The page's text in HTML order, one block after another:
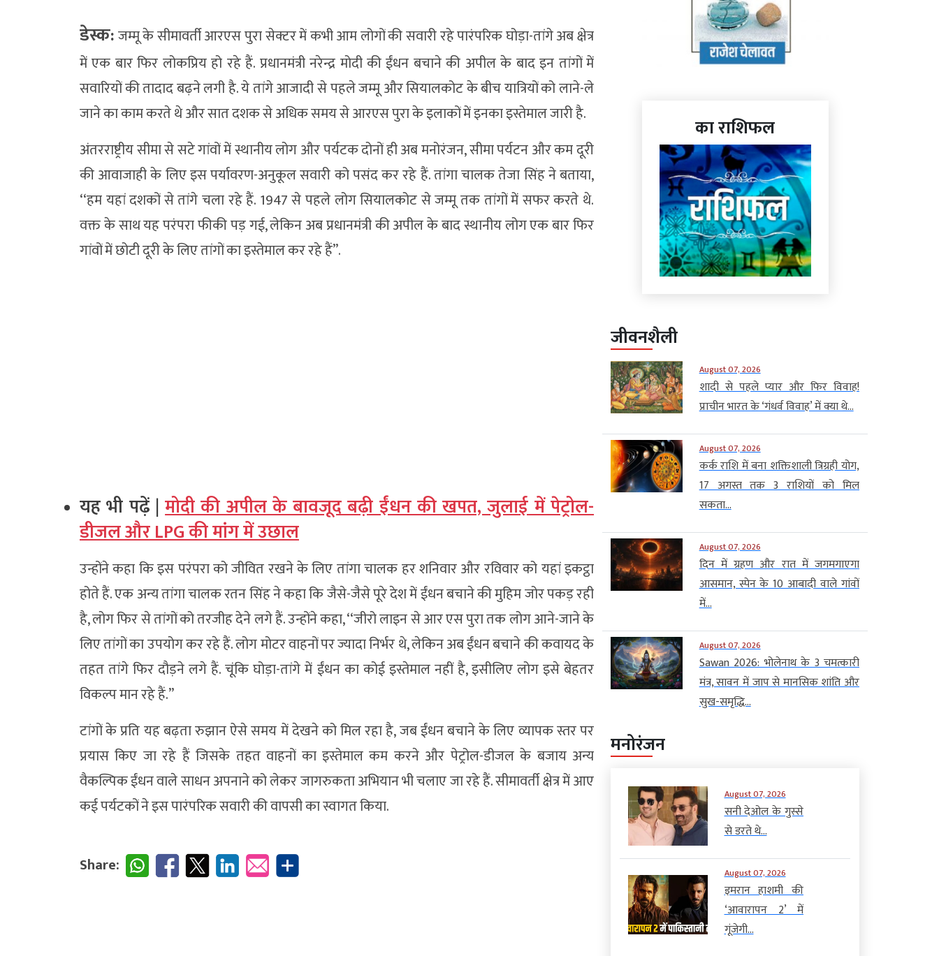
डेस्क:जम्मू के सीमावर्ती आरएस पुरा सेक्टर में कभी आम लोगों की सवारी रहे पारंपरिक घोड़ा-तांगे अब क्षेत्र
में एक बार फिर लोकप्रिय हो रहे हैं. प्रधानमंत्री नरेन्द्र मोदी की ईंधन बचाने की अपील के बाद इन तांगों में
सवारियों की तादाद बढ़ने लगी है. ये तांगे आजादी से पहले जम्मू और सियालकोट के बीच यात्रियों को लाने-ले
जाने का काम करते थे और सात दशक से अधिक समय से आरएस पुरा के इलाकों में इनका इस्तेमाल जारी है.
अंतरराष्ट्रीय सीमा से सटे गांवों में स्थानीय लोग और पर्यटक दोनों ही अब मनोरंजन, सीमा पर्यटन और कम दूरी
की आवाजाही के लिए इस पर्यावरण-अनुकूल सवारी को पसंद कर रहे हैं. तांगा चालक तेजा सिंह ने बताया,
‘‘हम यहां दशकों से तांगे चला रहे हैं. 1947 से पहले लोग सियालकोट से जम्मू तक तांगों में सफर करते थे.
वक्त के साथ यह परंपरा फीकी पड़ गई, लेकिन अब प्रधानमंत्री की अपील के बाद स्थानीय लोग एक बार फिर
गांवों में छोटी दूरी के लिए तांगों का इस्तेमाल कर रहे हैं’’.
यह भी पढ़ें |मोदी की अपील के बावजूद बढ़ी ईंधन की खपत, जुलाई में पेट्रोल-
डीजल और LPG की मांग में उछाल
उन्होंने कहा कि इस परंपरा को जीवित रखने के लिए तांगा चालक हर शनिवार और रविवार को यहां इकट्ठा
होते हैं. एक अन्य तांगा चालक रतन सिंह ने कहा कि जैसे-जैसे पूरे देश में ईंधन बचाने की मुहिम जोर पकड़ रही
है, लोग फिर से तांगों को तरजीह देने लगे हैं. उन्होंने कहा, ‘‘जीरो लाइन से आर एस पुरा तक लोग आने-जाने के
लिए तांगों का उपयोग कर रहे हैं. लोग मोटर वाहनों पर ज्यादा निर्भर थे, लेकिन अब ईंधन बचाने की कवायद के
तहत तांगे फिर दौड़ने लगे हैं. चूंकि घोड़ा-तांगे में ईंधन का कोई इस्तेमाल नहीं है, इसीलिए लोग इसे बेहतर
विकल्प मान रहे हैं.’’
टांगों के प्रति यह बढ़ता रुझान ऐसे समय में देखने को मिल रहा है, जब ईंधन बचाने के लिए व्यापक स्तर पर
प्रयास किए जा रहे हैं जिसके तहत वाहनों का इस्तेमाल कम करने और पेट्रोल-डीजल के बजाय अन्य
वैकल्पिक ईंधन वाले साधन अपनाने को लेकर जागरुकता अभियान भी चलाए जा रहे हैं. सीमावर्ती क्षेत्र में आए
कई पर्यटकों ने इस पारंपरिक सवारी की वापसी का स्वागत किया.
Share:
का राशिफल
जीवनशैली
August 07, 2026
शादी से पहले प्यार और फिर विवाह!
प्राचीन भारत के ‘गंधर्व विवाह’ में क्या थे...
August 07, 2026
कर्क राशि में बना शक्तिशाली त्रिग्रही योग,
17 अगस्त तक 3 राशियों को मिल
सकता...
August 07, 2026
दिन में ग्रहण और रात में जगमगाएगा
आसमान, स्पेन के 10 आबादी वाले गांवों
में...
August 07, 2026
Sawan 2026: भोलेनाथ के 3 चमत्कारी
मंत्र, सावन में जाप से मानसिक शांति और
सुख-समृद्धि...
मनोरंजन
August 07, 2026
सनी देओल के गुस्से
से डरते थे...
August 07, 2026
इमरान हाशमी की
‘आवारापन 2’ में
गूंजेगी...